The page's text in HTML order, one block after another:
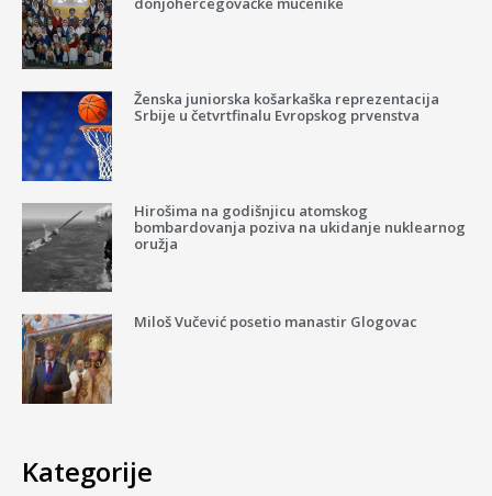
Ženska juniorska košarkaška reprezentacija
Srbije u četvrtfinalu Evropskog prvenstva
Hirošima na godišnjicu atomskog
bombardovanja poziva na ukidanje nuklearnog
oružja
Miloš Vučević posetio manastir Glogovac
Kategorije